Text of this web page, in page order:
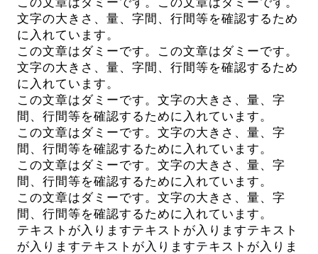
文字の大きさ、量、字間、行間等を確認するため
に入れています。
この文章はダミーです。この文章はダミーです。
文字の大きさ、量、字間、行間等を確認するため
に入れています。
この文章はダミーです。文字の大きさ、量、字
間、行間等を確認するために入れています。
この文章はダミーです。文字の大きさ、量、字
間、行間等を確認するために入れています。
この文章はダミーです。文字の大きさ、量、字
間、行間等を確認するために入れています。
この文章はダミーです。文字の大きさ、量、字
間、行間等を確認するために入れています。
テキストが入りますテキストが入りますテキスト
が入りますテキストが入りますテキストが入りま